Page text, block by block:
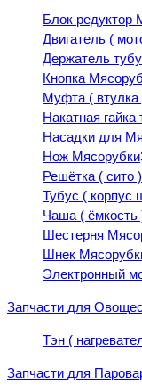
Блок редуктор
Двигатель (
Держатель
Кнопка
Муфта (
Накатная
Насадки для
Нож Мясорубки
Решётка ( сито
Тубус ( корпус
Чаша (
Шестерня
Шнек
Электронный
Запчасти для
Тэн (
Запчасти для